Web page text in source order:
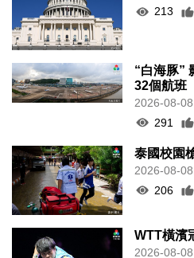
213
“白海豚”
32個航班
2026-08-
291
泰國校園
2026-08-
206
WTT橫濱
2026-08-